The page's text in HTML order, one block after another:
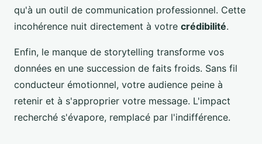
qu'à un outil de communication professionnel. Cette
incohérence nuit directement à votre crédibilité.
Enfin, le manque de storytelling transforme vos
données en une succession de faits froids. Sans fil
conducteur émotionnel, votre audience peine à
retenir et à s'approprier votre message. L'impact
recherché s'évapore, remplacé par l'indifférence.